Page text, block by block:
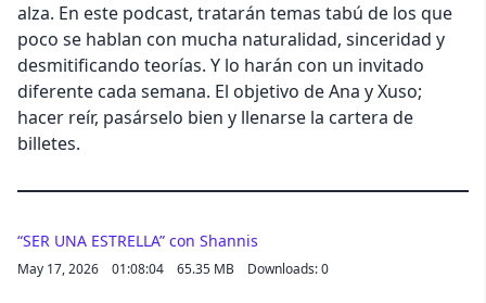
alza. En este podcast, tratarán temas tabú de los que
poco se hablan con mucha naturalidad, sinceridad y
desmitificando teorías. Y lo harán con un invitado
diferente cada semana. El objetivo de Ana y Xuso;
hacer reír, pasárselo bien y llenarse la cartera de
billetes.
Cancel
“SER UNA ESTRELLA” con Shannis
May 17, 2026 01:08:04 65.35 MB Downloads: 0